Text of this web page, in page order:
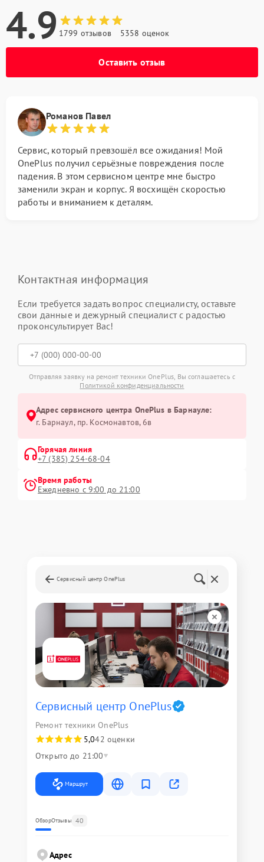
4.9 1799 отзывов 5358 оценок
Оставить отзыв
Романов Павел
Сервис, который превзошёл все ожидания! Мой
OnePlus получил серьёзные повреждения после
падения. В этом сервисном центре мне быстро
заменили экран и корпус. Я восхищён скоростью
работы и вниманием к деталям.
Контактная информация
Если требуется задать вопрос специалисту, оставьте
свои данные и дежурный специалист с радостью
проконсультирует Вас!
Отправляя заявку на ремонт техники OnePlus, Вы соглашаетесь с
Политикой конфиденциальности
Адрес сервисного центра OnePlus в Барнауле:
г. Барнаул, ​пр. Космонавтов, 6в
Горячая линия
+7 (385) 254-68-04
Время работы
Ежедневно с 9:00 до 21:00
Сервисный центр OnePlus
Сервисный центр OnePlus
Ремонт техники OnePlus
5,042 оценки
Открыто до 21:00
Маршрут
ОбзорОтзывы 40
Адрес